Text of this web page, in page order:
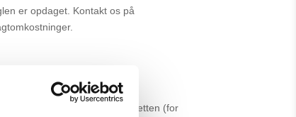
er opdaget. Kontakt os på
henvises til fortrydelsesretten (for